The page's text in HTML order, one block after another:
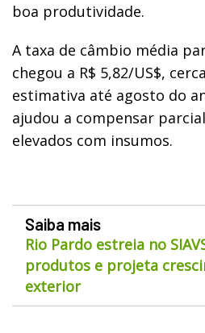
boa produtividade.
A taxa de câmbio média
chegou a R$ 5,82/US$,
estimativa até agosto do
ajudou a compensar
elevados com insumos.
Saiba mais
Rio Pardo estreia no
produtos e projeta
exterior